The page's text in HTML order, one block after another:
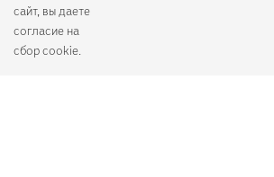
сайт, вы даете
согласие на
сбор cookie.